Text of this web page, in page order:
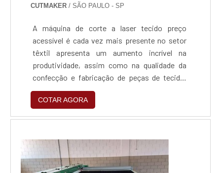
CUTMAKER/ SÃO PAULO - SP
A máquina de corte a laser tecido preço
acessível é cada vez mais presente no setor
têxtil apresenta um aumento incrível na
produtividade, assim como na qualidade da
confecção e fabricação de peças de tecido,
como calças, camisas e até mesmo sapatos.
Uma série de questões podem impactar no
preço final de seu equipamento. Por isso é
definir suas métricas para o
investimento.Principais modelos do equ...
COTAR AGORA